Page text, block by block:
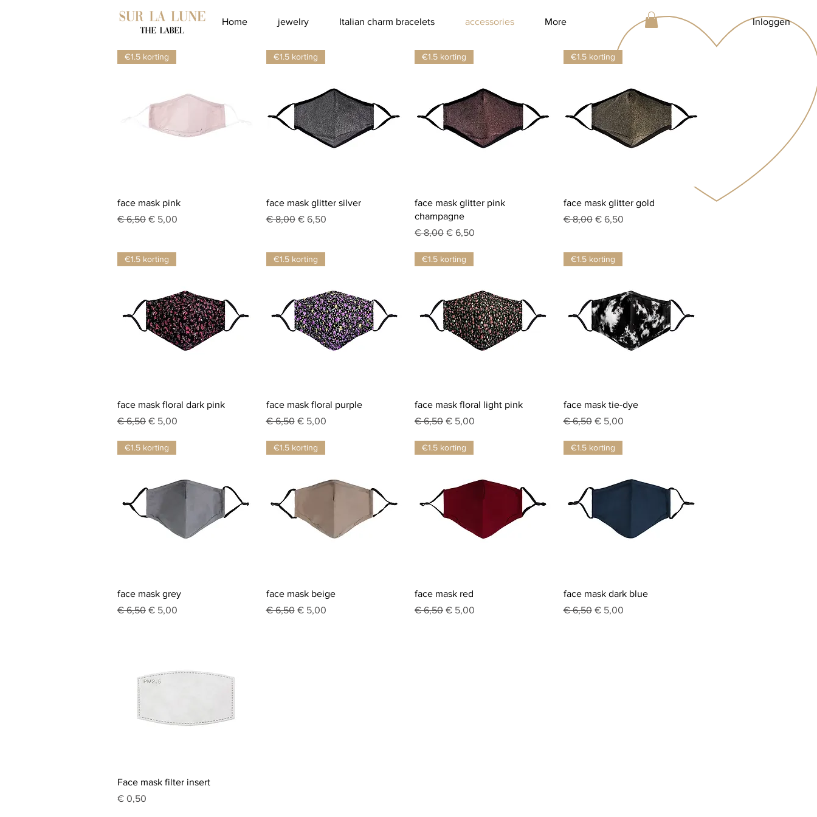
Home jewelry Italian charm bracelets accessories More Inloggen
Snel overzicht
€1.5 korting
face mask pink
Normale prijs
€ 6,50 Verkoopprijs
€ 5,00
Snel overzicht
€1.5 korting
face mask glitter silver
Normale prijs
€ 8,00 Verkoopprijs
€ 6,50
Snel overzicht
€1.5 korting
face mask glitter pink
champagne
Normale prijs
€ 8,00 Verkoopprijs
€ 6,50
Snel overzicht
€1.5 korting
face mask glitter gold
Normale prijs
€ 8,00 Verkoopprijs
€ 6,50
Snel overzicht
€1.5 korting
face mask floral dark pink
Normale prijs
€ 6,50 Verkoopprijs
€ 5,00
Snel overzicht
€1.5 korting
face mask floral purple
Normale prijs
€ 6,50 Verkoopprijs
€ 5,00
Snel overzicht
€1.5 korting
face mask floral light pink
Normale prijs
€ 6,50 Verkoopprijs
€ 5,00
Snel overzicht
€1.5 korting
face mask tie-dye
Normale prijs
€ 6,50 Verkoopprijs
€ 5,00
Snel overzicht
€1.5 korting
face mask grey
Normale prijs
€ 6,50 Verkoopprijs
€ 5,00
Snel overzicht
€1.5 korting
face mask beige
Normale prijs
€ 6,50 Verkoopprijs
€ 5,00
Snel overzicht
€1.5 korting
face mask red
Normale prijs
€ 6,50 Verkoopprijs
€ 5,00
Snel overzicht
€1.5 korting
face mask dark blue
Normale prijs
€ 6,50 Verkoopprijs
€ 5,00
Snel overzicht
Face mask filter insert
Prijs
€ 0,50